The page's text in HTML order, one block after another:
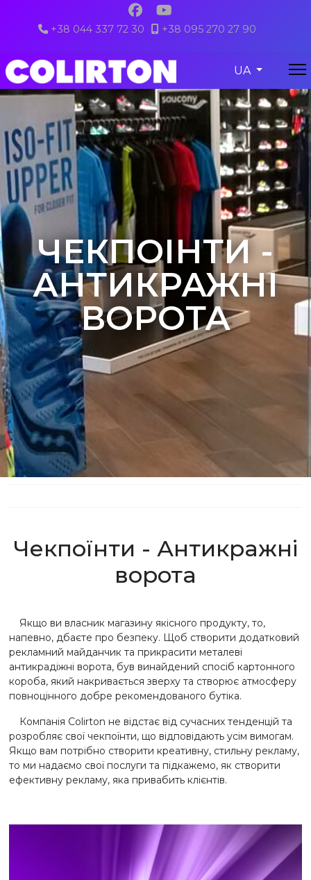
+38 044 337 72 30
+38 095 270 27 90
Виберіть свою
UA
ЧЕКПОІНТИ -
АНТИКРАЖНІ
ВОРОТА
Чекпоїнти - Антикражні
ворота
Якщо ви власник магазину якісного продукту, то,
напевно, дбаєте про безпеку. Щоб створити додатковий
рекламний майданчик та прикрасити металеві
антикрадіжні ворота, був винайдений спосіб картонного
короба, який накривається зверху та створює атмосферу
повноцінного добре рекомендованого бутіка.
Компанія Colirton не відстає від сучасних тенденцій та
розробляє свої чекпоїнти, що відповідають усім вимогам.
Якщо вам потрібно створити креативну, стильну рекламу,
то ми надаємо свої послуги та підкажемо, як створити
ефективну рекламу, яка привабить клієнтів.